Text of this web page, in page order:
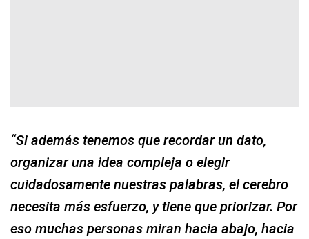
“Si además tenemos que recordar un dato,
organizar una idea compleja o elegir
cuidadosamente nuestras palabras, el cerebro
necesita más esfuerzo, y tiene que priorizar. Por
eso muchas personas miran hacia abajo, hacia